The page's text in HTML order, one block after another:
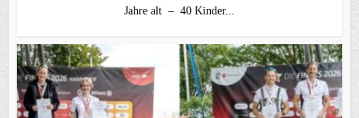
Jahre alt – 40 Kinder...